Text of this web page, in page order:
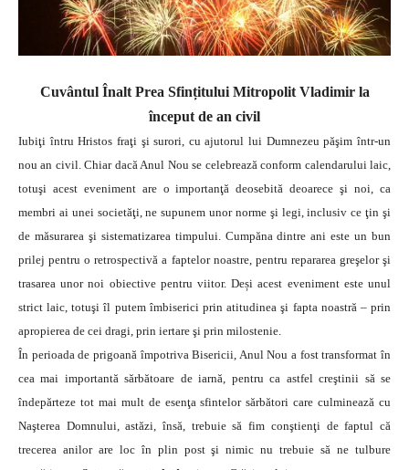
Cuvântul Înalt Prea Sfințitului Mitropolit Vladimir la
început de an civil
Iubiţi întru Hristos fraţi şi surori, cu ajutorul lui Dumnezeu păşim într-un
nou an civil. Chiar dacă Anul Nou se celebrează conform calendarului laic,
totuşi acest eveniment are o importanţă deosebită deoarece şi noi, ca
membri ai unei societăţi, ne supunem unor norme şi legi, inclusiv ce ţin şi
de măsurarea şi sistematizarea timpului. Cumpăna dintre ani este un bun
prilej pentru o retrospectivă a faptelor noastre, pentru repararea greşelor şi
trasarea unor noi obiective pentru viitor. Deși acest eveniment este unul
strict laic, totuşi îl putem îmbiserici prin atitudinea şi fapta noastră – prin
apropierea de cei dragi, prin iertare şi prin milostenie.
În perioada de prigoană împotriva Bisericii, Anul Nou a fost transformat în
cea mai importantă sărbătoare de iarnă, pentru ca astfel creştinii să se
îndepărteze tot mai mult de esenţa sfintelor sărbători care culminează cu
Naşterea Domnului, astăzi, însă, trebuie să fim conştienţi de faptul că
trecerea anilor are loc în plin post şi nimic nu trebuie să ne tulbure